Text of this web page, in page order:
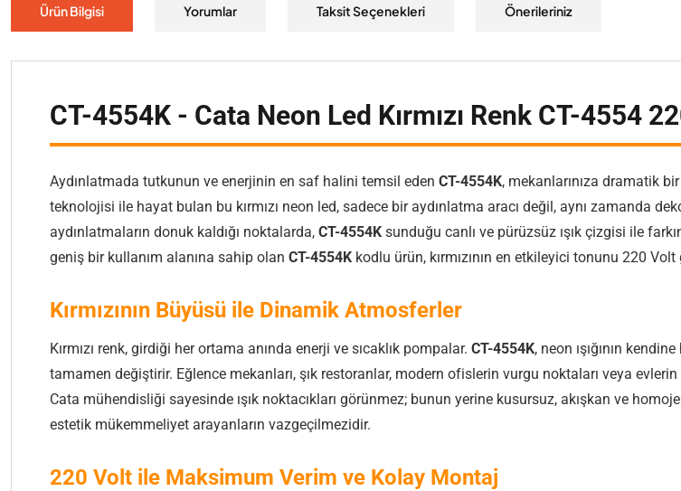
Ürün Bilgisi Yorumlar Taksit Seçenekleri Önerileriniz
CT-4554K - Cata Neon Led Kırmızı Renk CT-4554
Aydınlatmada tutkunun ve enerjinin en saf halini temsil eden CT-4554K, mekanlarınıza dramatik
teknolojisi ile hayat bulan bu kırmızı neon led, sadece bir aydınlatma aracı değil, aynı zamanda
aydınlatmaların donuk kaldığı noktalarda, CT-4554K sunduğu canlı ve pürüzsüz ışık çizgisi ile
geniş bir kullanım alanına sahip olan CT-4554K kodlu ürün, kırmızının en etkileyici tonunu 220
Kırmızının Büyüsü ile Dinamik Atmosferler
Kırmızı renk, girdiği her ortama anında enerji ve sıcaklık pompalar. CT-4554K, neon ışığının
tamamen değiştirir. Eğlence mekanları, şık restoranlar, modern ofislerin vurgu noktaları veya
Cata mühendisliği sayesinde ışık noktacıkları görünmez; bunun yerine kusursuz, akışkan ve
estetik mükemmeliyet arayanların vazgeçilmezidir.
220 Volt ile Maksimum Verim ve Kolay Montaj